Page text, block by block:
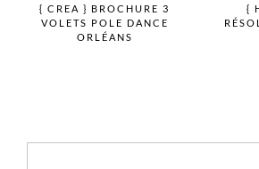
{ CREA } CHALENGE
PANTONE LIVING CORAL
{